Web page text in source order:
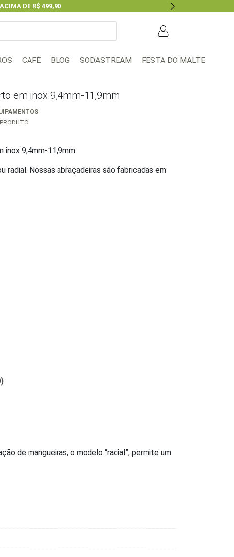
ACIMA DE R$ 499,90
Next
CAFÉ BLOG SODASTREAM FESTA DO MALTE
em inox 9,4mm-11,9mm
inox 9,4mm-11,9mm
radial. Nossas abraçadeiras são fabricadas em
de mangueiras, o modelo “radial”, permite um